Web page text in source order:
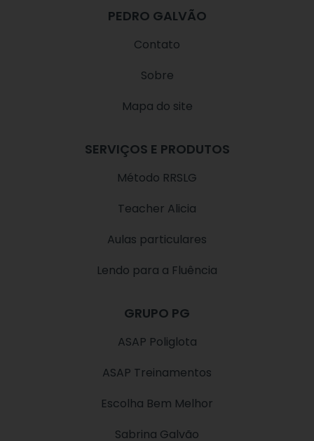
t
a
t
u
b
e
t
o
PEDRO GALVÃO
Contato
Sobre
Mapa do site
SERVIÇOS E PRODUTOS
Método RRSLG
Teacher Alicia
Aulas particulares
Lendo para a Fluência
GRUPO PG
ASAP Poliglota
ASAP Treinamentos
Escolha Bem Melhor
Sabrina Galvão